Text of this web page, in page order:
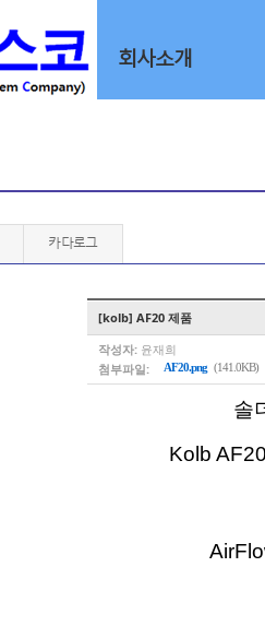
회사소개
카다로그
[kolb] AF20 제품
작성자: 윤재희
첨부파일:
AF20.png (141.0KB)
솔
Kolb